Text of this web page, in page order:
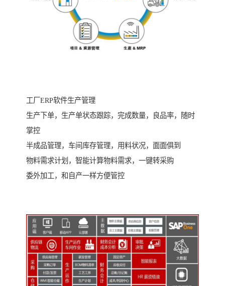
工厂ERP软件生产管理
生产下单，生产单状态跟踪，完成数量，良品率，随时
掌控
半成品管理，车间库存管理，用料状况，面面俱到
物料需求计划，智能计算物料需求，一键转采购
委外加工，和自产一样方便管控